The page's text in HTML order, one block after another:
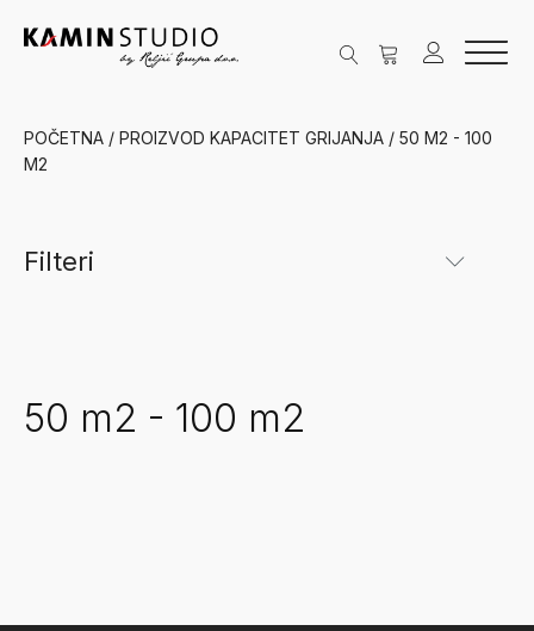
POČETNA / PROIZVOD KAPACITET GRIJANJA / 50 M2 - 100
M2
Filteri